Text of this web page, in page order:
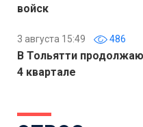
войск
3 августа 15:49 486
В Тольятти
4 квартале